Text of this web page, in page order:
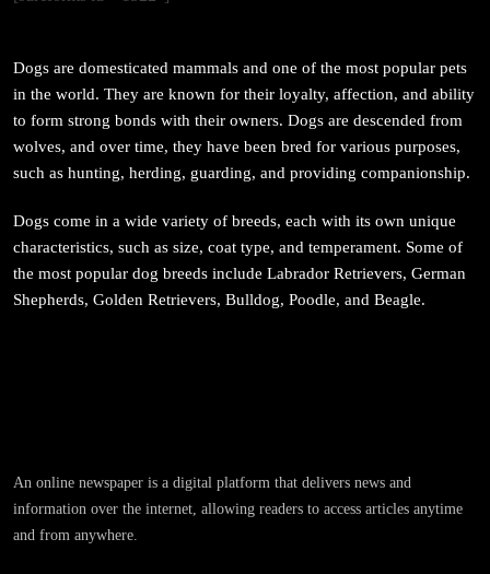
आज साँझ अस्ताउँदो सूर्यलाई अर्घ्य
February 19, 2026
मुस्लिम प्रेमीसँग विवाह
February 19, 2026
Dogs are domesticated mammals and one of the most popular pets
in the world. They are known for their loyalty, affection, and ability
to form strong bonds with their owners. Dogs are descended from
wolves, and over time, they have been bred for various purposes,
such as hunting, herding, guarding, and providing companionship.
Dogs come in a wide variety of breeds, each with its own unique
characteristics, such as size, coat type, and temperament. Some of
the most popular dog breeds include Labrador Retrievers, German
Shepherds, Golden Retrievers, Bulldog, Poodle, and Beagle.
An online newspaper is a digital platform that delivers news and
information over the internet, allowing readers to access articles anytime
and from anywhere.